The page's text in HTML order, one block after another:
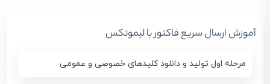
آموزش ارسال سریع فاکتور با لیموتکس
مرحله اول تولید و دانلود کلیدهای خصوصی و عمومی